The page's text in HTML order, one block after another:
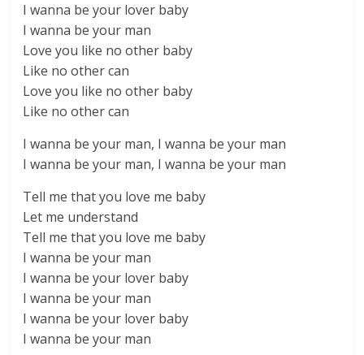
I wanna be your lover baby
I wanna be your man
Love you like no other baby
Like no other can
Love you like no other baby
Like no other can
I wanna be your man, I wanna be your man
I wanna be your man, I wanna be your man
Tell me that you love me baby
Let me understand
Tell me that you love me baby
I wanna be your man
I wanna be your lover baby
I wanna be your man
I wanna be your lover baby
I wanna be your man